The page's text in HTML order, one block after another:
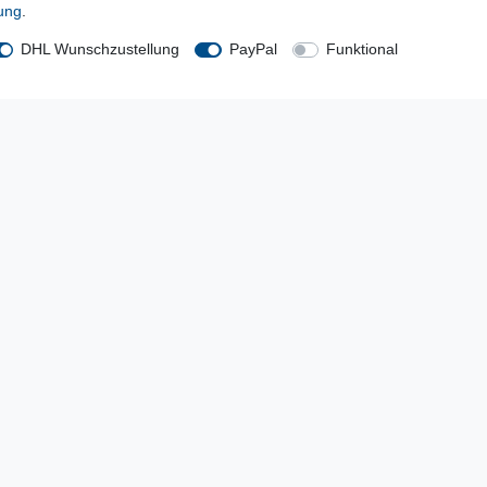
DHL Wunschzustellung PayPal
Funktional